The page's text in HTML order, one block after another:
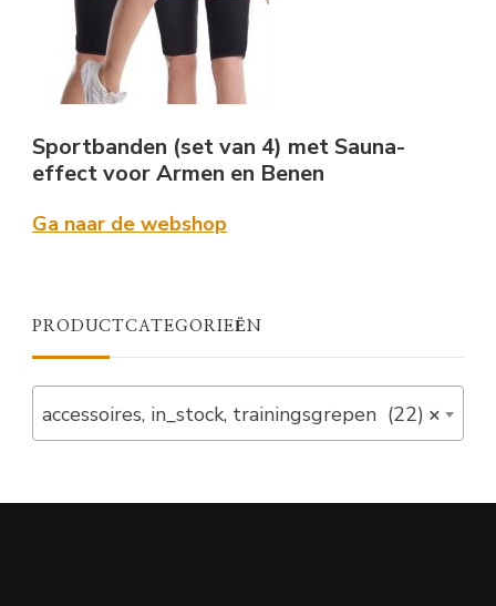
Sportbanden (set van 4) met Sauna-
effect voor Armen en Benen
Ga naar de webshop
PRODUCTCATEGORIEËN
×
accessoires, in_stock, trainingsgrepen (22)